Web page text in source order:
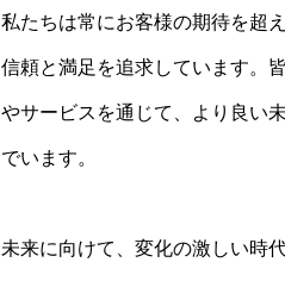
私たちは常にお客様の期待を超
信頼と満足を追求しています。
やサービスを通じて、より良い
でいます。
未来に向けて、変化の激しい時